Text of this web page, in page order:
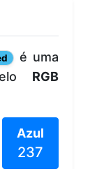
é uma
RGB
Azul
237